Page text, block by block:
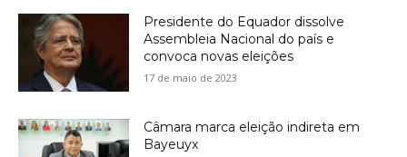
Presidente do Equador dissolve
Assembleia Nacional do país e
convoca novas eleições
17 de maio de 2023
Câmara marca eleição indireta em
Bayeuyx